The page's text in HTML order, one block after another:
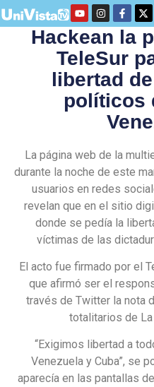
Hackean la
TeleSur
libertad
políticos
La página web de la
durante la noche de este
usuarios en redes
revelan que en el sitio
donde se pedía la
víctimas de las
El acto fue firmado por el
que afirmó ser el
través de Twitter la nota
totalitarios de La
“Exigimos libertad a
Venezuela y Cuba”, se
aparecía en las pantallas